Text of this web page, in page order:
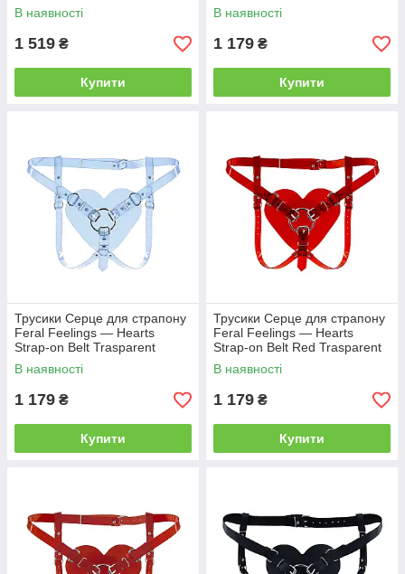
В наявності
1 519 ₴
Купити
В наявності
1 179 ₴
Купити
Трусики Серце для страпону
Feral Feelings — Hearts
Strap-on Belt Trasparent
В наявності
1 179 ₴
Купити
Трусики Серце для страпону
Feral Feelings — Hearts
Strap-on Belt Red Trasparent
В наявності
1 179 ₴
Купити